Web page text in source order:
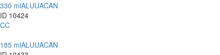
330 mlALUUACAN
ID 10424
CC
185 mlALUUACAN